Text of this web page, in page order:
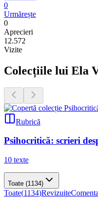
0
Urmărește
0
Aprecieri
12.572
Vizite
Colecțiile lui Ela
Rubrică
Psihocritică: scrieri
10 texte
Toate (1134)
Toate(1134)Revizuite